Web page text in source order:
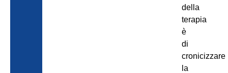
della
terapia
è
di
cronicizzare
la